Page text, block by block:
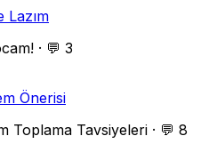
Lazım
· 💬 3
Önerisi
Toplama Tavsiyeleri · 💬 8